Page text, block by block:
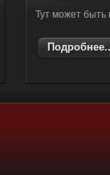
Тут может